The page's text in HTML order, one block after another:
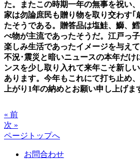
た。またこの時期一年の無事を祝い
家は勿論庶民も贈り物を取り交わす｢
たそうである。贈答品は塩鮭、鰤、
べ物が主流であったそうだ。江戸っ
楽しみ生活であったイメージを与えて
不況･震災と暗いニュースの本年だけ
ンスを少し取り入れて来年こそ新し
あります。今年もこれにて打ち止め
上がり1年の納めとお願い申し上げま
« 前
次 »
ページトップへ
お問合わせ